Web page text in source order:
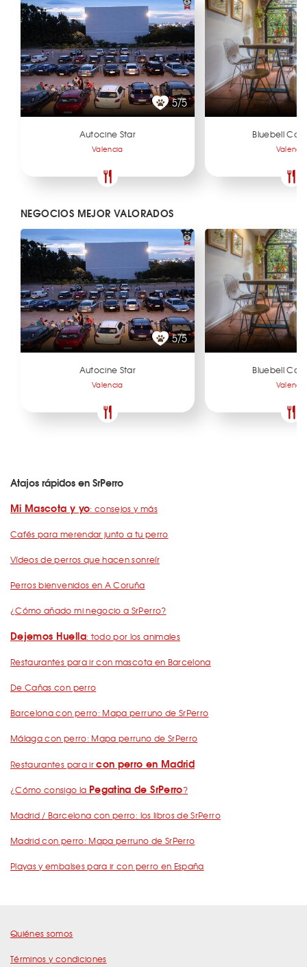
5/5
Autocine Star
Valencia
Bluebell
Valencia
NEGOCIOS MEJOR VALORADOS
5/5
Autocine Star
Valencia
Bluebell
Valencia
Atajos rápidos en SrPerro
Mi Mascota y yo: consejos y más
Cafés para merendar junto a tu perro
Vídeos de perros que hacen sonreír
Perros bienvenidos en A Coruña
¿Cómo añado mi negocio a SrPerro?
Dejemos Huella: todo por los animales
Restaurantes para ir con mascota en Barcelona
De Cañas con perro
Barcelona con perro: Mapa perruno de SrPerro
Málaga con perro: Mapa perruno de SrPerro
Restaurantes para ircon perro en Madrid
¿Cómo consigo la Pegatina de SrPerro?
Madrid / Barcelona con perro: los libros de SrPerro
Madrid con perro: Mapa perruno de SrPerro
Playas y embalses para ir con perro en España
Quiénes somos
Términos y condiciones